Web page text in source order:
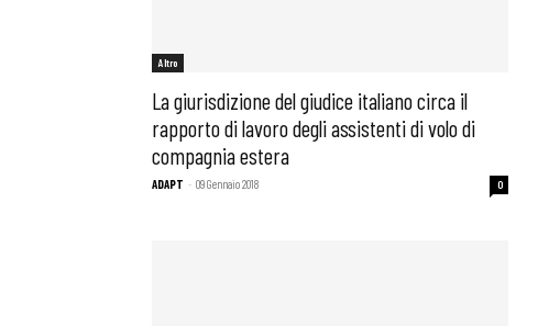
Bollettini ADAPT
Altro
La giurisdizione del giudice italiano circa il
rapporto di lavoro degli assistenti di volo di
compagnia estera
ADAPT - 09 Gennaio 2018 0